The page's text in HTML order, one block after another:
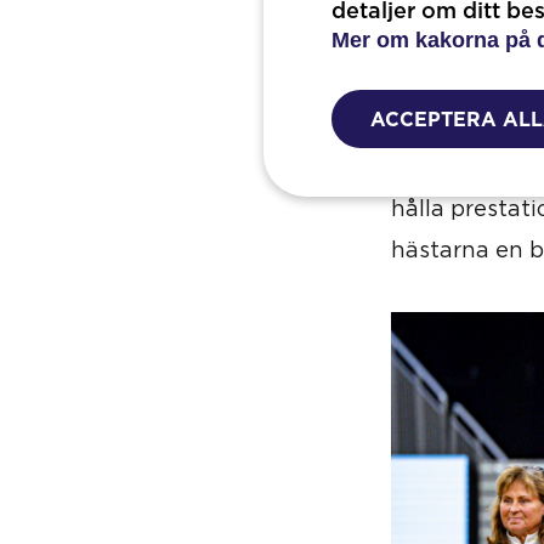
uppfödarna
under flera
hålla
hästarna en
detaljer om ditt
Mer om kakorna på
ACCEPTERA